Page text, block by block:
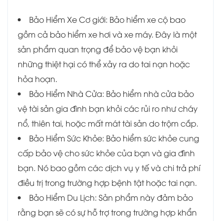
Bảo Hiểm Xe Cơ giới: Bảo hiểm xe cộ bao
gồm cả bảo hiểm xe hơi và xe máy. Đây là một
sản phẩm quan trọng để bảo vệ bạn khỏi
những thiệt hại có thể xảy ra do tai nạn hoặc
hỏa hoạn.
Bảo Hiểm Nhà Cửa: Bảo hiểm nhà cửa bảo
vệ tài sản gia đình bạn khỏi các rủi ro như cháy
nổ, thiên tai, hoặc mất mát tài sản do trộm cắp.
Bảo Hiểm Sức Khỏe: Bảo hiểm sức khỏe cung
cấp bảo vệ cho sức khỏe của bạn và gia đình
bạn. Nó bao gồm các dịch vụ y tế và chi trả phí
điều trị trong trường hợp bệnh tật hoặc tai nạn.
Bảo Hiểm Du Lịch: Sản phẩm này đảm bảo
rằng bạn sẽ có sự hỗ trợ trong trường hợp khẩn